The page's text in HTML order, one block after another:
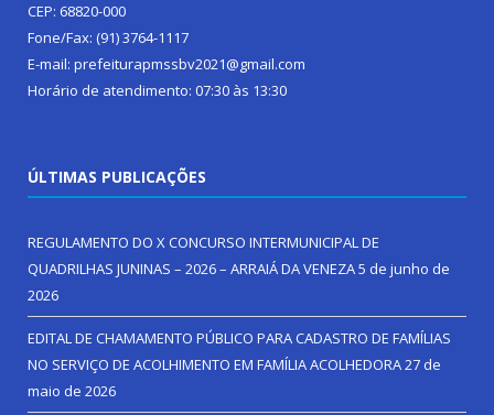
CEP: 68820-000
Fone/Fax: (91) 3764-1117
E-mail: prefeiturapmssbv2021@gmail.com
Horário de atendimento: 07:30 às 13:30
ÚLTIMAS PUBLICAÇÕES
REGULAMENTO DO X CONCURSO INTERMUNICIPAL DE
QUADRILHAS JUNINAS – 2026 – ARRAIÁ DA VENEZA5 de junho de
2026
EDITAL DE CHAMAMENTO PÚBLICO PARA CADASTRO DE FAMÍLIAS
NO SERVIÇO DE ACOLHIMENTO EM FAMÍLIA ACOLHEDORA27 de
maio de 2026